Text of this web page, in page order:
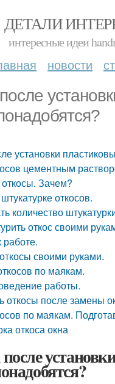
ДЕТАЛИ
интересные идеи
новости
установки
цементным
Зачем?
откосов.
количество
откос своими
работе.
своими руками.
по маякам.
работы.
откосы после замены
по маякам.
откоса окна